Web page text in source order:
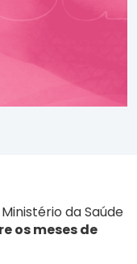
da Saúde
os meses de